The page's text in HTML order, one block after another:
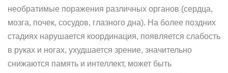
необратимые поражения различных органов (сердца,
мозга, почек, сосудов, глазного дна). На более поздних
стадиях нарушается координация, появляется слабость
в руках и ногах, ухудшается зрение, значительно
снижаются память и интеллект, может быть